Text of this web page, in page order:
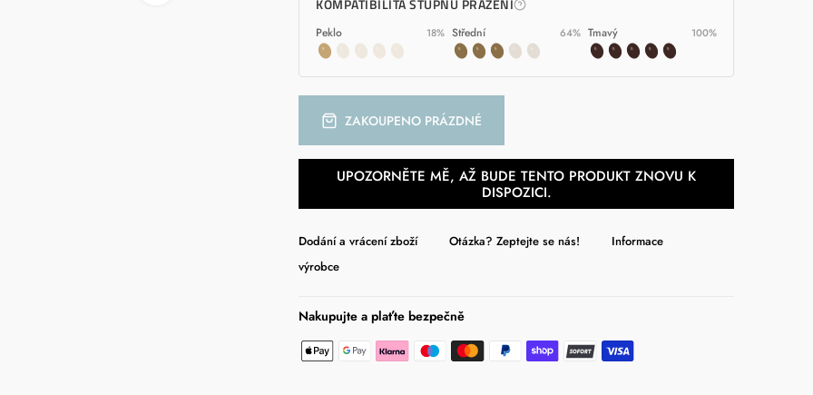
KOMPATIBILITA STUPŇŮ PRAŽENÍ
Peklo 18% Střední 64% Tmavý 100%
ZAKOUPENO PRÁZDNÉ
UPOZORNĚTE MĚ, AŽ BUDE TENTO PRODUKT ZNOVU K
DISPOZICI.
Dodání a vrácení zboží Otázka? Zeptejte se nás!
Informace
výrobce
Nakupujte a plaťte bezpečně